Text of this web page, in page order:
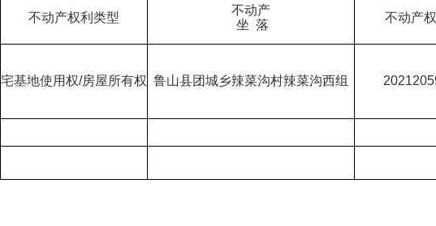
不动产权利类型
不动产
坐 落
不动产
宅基地使用权/房屋所有权 鲁山县团城乡辣菜沟村辣菜沟西组